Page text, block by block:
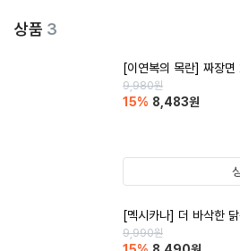
상품 3
[이연복의 목란] 짜장면
9,980원
15% 8,483원
[멕시카나] 더 바삭한
9,990원